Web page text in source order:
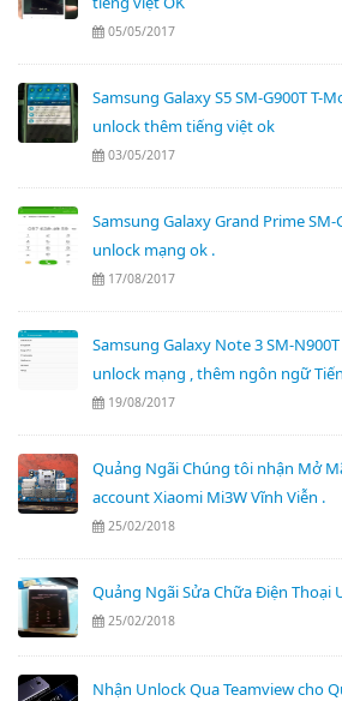
05/05/2017
Samsung Galaxy S5 SM-G900T T-
unlock thêm tiếng việt ok
03/05/2017
Samsung Galaxy Grand Prime
unlock mạng ok .
17/08/2017
Samsung Galaxy Note 3 SM-
unlock mạng , thêm ngôn ngữ
19/08/2017
Quảng Ngãi Chúng tôi nhận Mở
account Xiaomi Mi3W Vĩnh Viễn .
25/02/2018
Quảng Ngãi Sửa Chữa Điện Thoại
25/02/2018
Nhận Unlock Qua Teamview cho